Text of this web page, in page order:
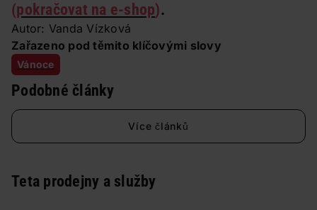
(pokračovat na e-shop).
Autor: Vanda Vízková
Zařazeno pod těmito klíčovými slovy
Vánoce
Podobné články
Více článků
Teta prodejny a služby